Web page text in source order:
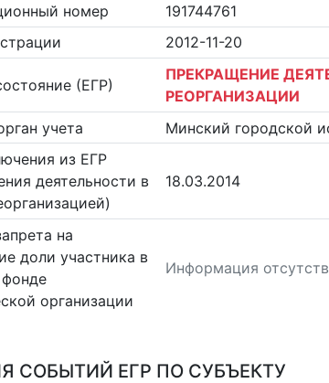
номер
191744761
2012-11-20
(ЕГР)
ПРЕКРАЩЕНИЕ
РЕОРГАНИЗАЦИИ
учета
Минский городской
из ЕГР
деятельности в
18.03.2014
на
доли участника в
организации
Информация
СОБЫТИЙ ЕГР ПО СУБЪЕКТУ